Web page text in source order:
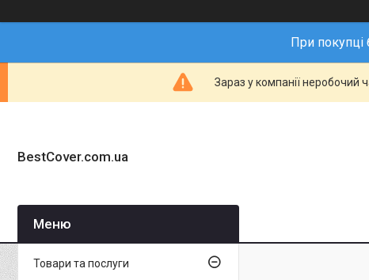
При покупці
Зараз у компанії неробочий
BestCover.com.ua
Товари та послуги